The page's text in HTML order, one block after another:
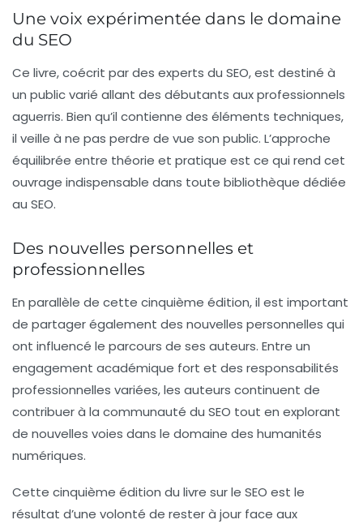
Une voix expérimentée dans le domaine
du SEO
Ce livre, coécrit par des experts du SEO, est destiné à
un public varié allant des débutants aux professionnels
aguerris. Bien qu’il contienne des éléments techniques,
il veille à ne pas perdre de vue son public. L’approche
équilibrée entre théorie et pratique est ce qui rend cet
ouvrage indispensable dans toute bibliothèque dédiée
au SEO.
Des nouvelles personnelles et
professionnelles
En parallèle de cette cinquième édition, il est important
de partager également des nouvelles personnelles qui
ont influencé le parcours de ses auteurs. Entre un
engagement académique fort et des responsabilités
professionnelles variées, les auteurs continuent de
contribuer à la communauté du SEO tout en explorant
de nouvelles voies dans le domaine des humanités
numériques.
Cette cinquième édition du livre sur le SEO est le
résultat d’une volonté de rester à jour face aux